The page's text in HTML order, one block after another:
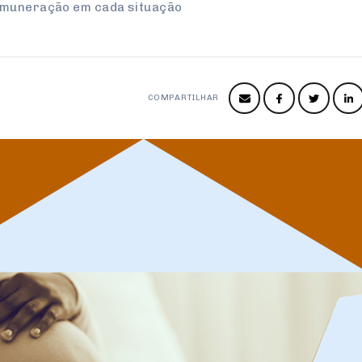
em cada situação
COMPARTILHAR